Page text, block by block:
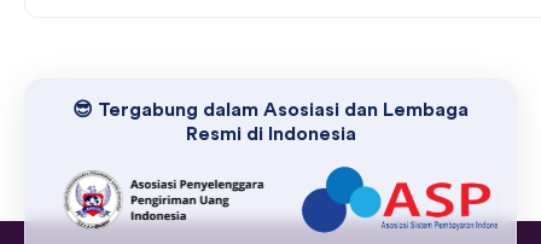
😎 Tergabung dalam Asosiasi dan Lembaga
Resmi di Indonesia